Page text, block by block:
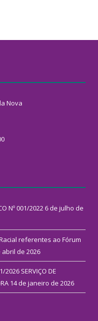
Nova
Nº 001/2022 6 de julho de
referentes ao Fórum
abril de 2026
2026 SERVIÇO DE
14 de janeiro de 2026